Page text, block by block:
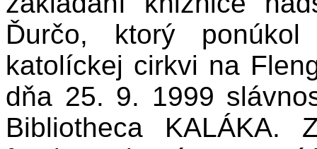
Ďurčo, ktorý
katolíckej cirkvi na
dňa 25. 9. 1999
Bibliotheca KALÁKA.